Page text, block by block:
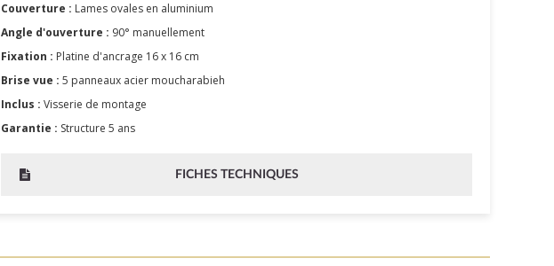
Couverture : Lames ovales en aluminium
Angle d'ouverture : 90° manuellement
Fixation : Platine d'ancrage 16 x 16 cm
Brise vue : 5 panneaux acier moucharabieh
Inclus : Visserie de montage
Garantie : Structure 5 ans
FICHES TECHNIQUES